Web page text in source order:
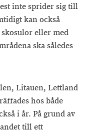
inte sprider sig till
kan också
eller med
ska således
Litauen, Lettland
hos både
i år. På grund av
till ett